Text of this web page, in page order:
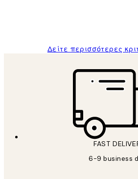
Δείτε περισσότερες
FAST
6-9 business